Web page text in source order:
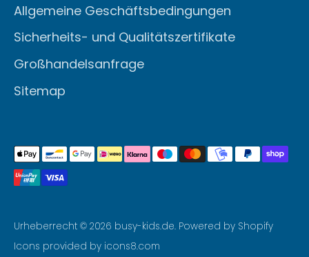
Allgemeine Geschäftsbedingungen
Sicherheits- und Qualitätszertifikate
Großhandelsanfrage
Sitemap
Urheberrecht © 2026 busy-kids.de. Powered by Shopify
Icons provided by icons8.com
Akzeptierte
Zahlungsarten